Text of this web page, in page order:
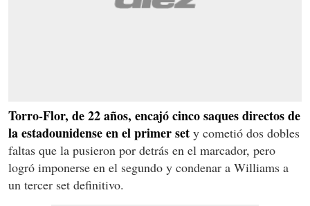
Torro-Flor, de 22 años, encajó cinco saques directos de
la estadounidense en el primer set y cometió dos dobles
faltas que la pusieron por detrás en el marcador, pero
logró imponerse en el segundo y condenar a Williams a
un tercer set definitivo.